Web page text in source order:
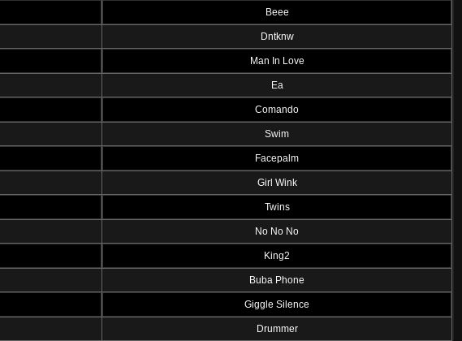
Beee
Dntknw
Man In Love
Ea
Comando
Swim
Facepalm
Girl Wink
Twins
No No No
King2
Buba Phone
Giggle Silence
Drummer